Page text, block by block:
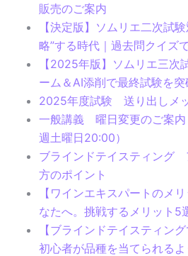
販売のご案内
【決定版】ソムリエ二次試
略”する時代｜過去問クイズ
【2025年版】ソムリエ三次
ーム＆AI添削で最終試験を突
2025年度試験 送り出しメ
一般講義 曜日変更のご案
週土曜日20:00）
ブラインドテイスティング
方のポイント
【ワインエキスパートのメ
なたへ。挑戦するメリット5
【ブラインドテイスティン
初心者が品種を当てられる